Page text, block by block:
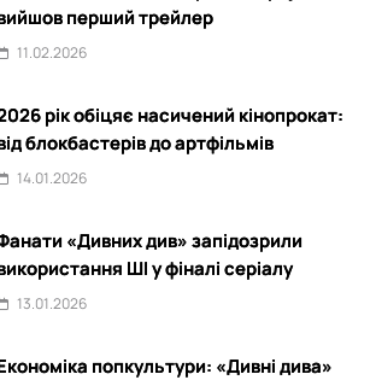
перший трейлер
11.02.2026
рік обіцяє насичений кінопрокат:
блокбастерів до артфільмів
14.01.2026
«Дивних див» запідозрили
ШІ у фіналі серіалу
13.01.2026
попкультури: «Дивні дива»